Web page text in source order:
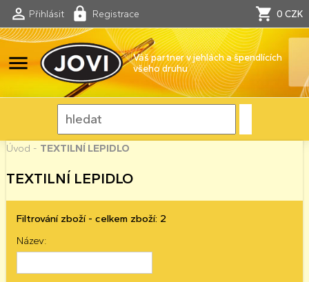
Přihlásit Registrace 0 CZK
menu
Váš partner v jehlách a špendlících
všeho druhu
Úvod - TEXTILNÍ LEPIDLO
TEXTILNÍ LEPIDLO
Filtrování zboží - celkem zboží: 2
Název: